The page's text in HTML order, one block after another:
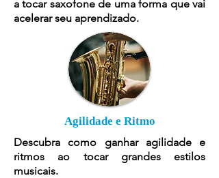
a tocar saxofone de uma forma que vai
acelerar seu aprendizado.
Agilidade e Ritmo
Descubra como ganhar agilidade e
ritmos ao tocar grandes estilos
musicais.